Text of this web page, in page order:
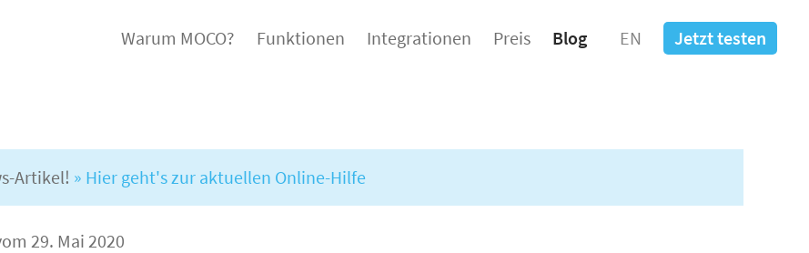
Warum MOCO? Funktionen Integrationen Preis Blog EN Jetzt testen
Artikel! » Hier geht's zur aktuellen Online-Hilfe
29. Mai 2020